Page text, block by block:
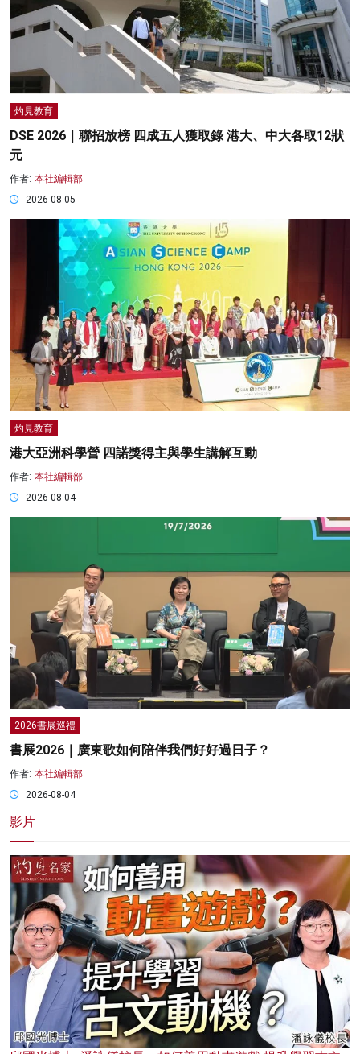
灼見教育
DSE 2026｜聯招放榜 四成五人獲取錄 港大、中大各取12狀
元
作者: 本社編輯部
2026-08-05
灼見教育
港大亞洲科學營 四諾獎得主與學生講解互動
作者: 本社編輯部
2026-08-04
2026書展巡禮
書展2026｜廣東歌如何陪伴我們好好過日子？
作者: 本社編輯部
2026-08-04
影片